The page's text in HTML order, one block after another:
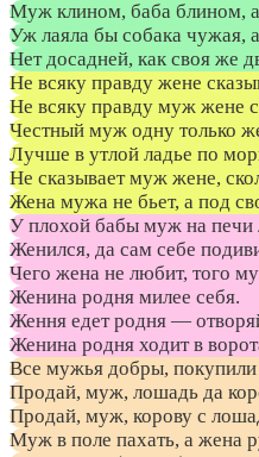
Муж клином, баба блином,
Уж лаяла бы собака чужая,
Нет досадней, как своя же
Не всяку правду жене
Не всяку правду муж жене
Честный муж одну только
Лучше в утлой ладье по
He сказывает муж жене,
Жена мужа не бьет, а под
У плохой бабы муж на печи
Женился, да сам себе
Чего жена не любит, того
Женина родня милее себя.
Ження едет родня —
Женина родня ходит в
Все мужья добры,
Продай, муж, лошадь да
Продай, муж, корову с
Муж в поле пахать, а жена